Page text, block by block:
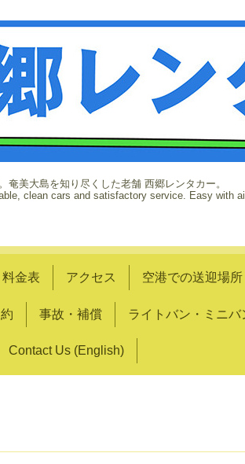
美大島を知り尽くした老舗 西郷レンタカー。
clean cars and satisfactory service. Easy with
料金表 アクセス 空港での送迎場所
事故・補償 ライトバン・ミニバ
Contact Us (English)